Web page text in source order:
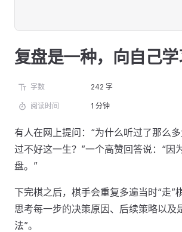
复盘是一种，向自己
字数 242 字
阅读时间 1 分钟
有人在网上提问：“为什么听过了那么
过不好这一生？”一个高赞回答说：“因
盘。”
下完棋之后，棋手会重复多遍当时“走”
思考每一步的决策原因、后续策略以及
法”。